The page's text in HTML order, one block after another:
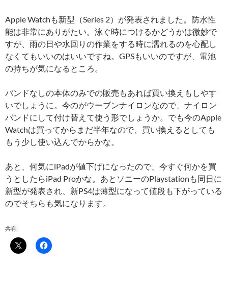
Apple Watchも新型（Series 2）が発表されました。防水性
能は非常にありがたい。泳ぐ時につけるかどうかは微妙で
すが、雨の日や水回りの作業をする時に濡れるのを心配し
なくてもいいのはいいですね。GPSもいいのですが、電池
の持ちが気になるところ。
バンドなしの本体のみでの販売もあれば買い換えもしやす
いでしょうに。今のがウーブンナイロンなので、ナイロン
バンドにして付け替えて使う形でしょうか。でも今のApple
Watchは買ってからまだ半年なので、買い換えるとしても
もう少し使い込んでからかな。
あと、何気にiPadが値下げになったので、今すぐ何かを買
うとしたらiPad Proかな。あとソニーのPlaystationも同日に
新型が発表され、新PS4は薄型になって値段も下がっている
のでそちらも気になります。
共有: